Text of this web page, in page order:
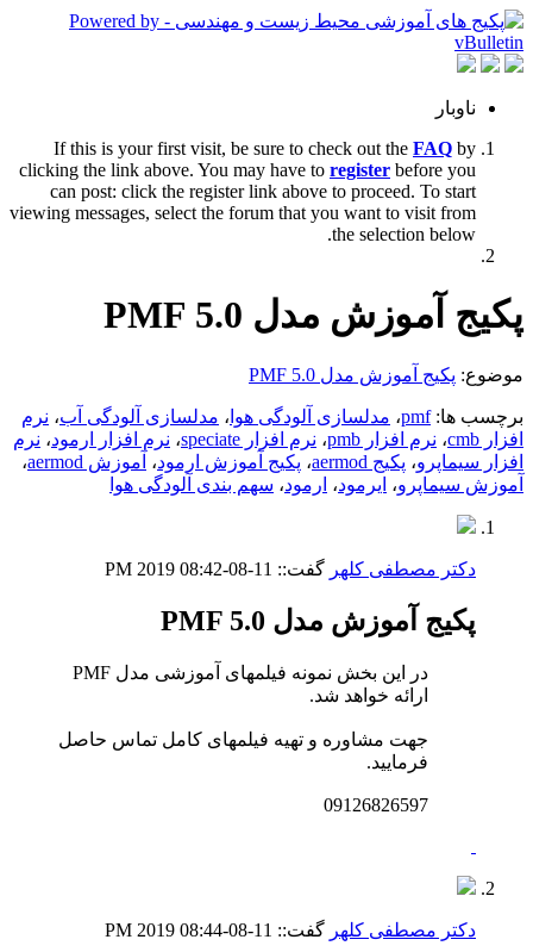
ناوبار
If this is your first visit, be sure to check out the FAQ by
clicking the link above. You may have to register before you
can post: click the register link above to proceed. To start
viewing messages, select the forum that you want to visit from
the selection below.
پکیج آموزش مدل PMF 5.0
موضوع: پکیج آموزش مدل PMF 5.0
برچسب ها:pmf، مدلسازی آلودگی هوا ، مدلسازی آلودگی آب، نرم
افزار cmb
، نرم افزار pmb ، نرم افزار speciate ، نرم افزار ارمود، نرم
افزار سیماپرو، پکیج aermod ، پکیج آموزش ارمود، آموزش aermod
،
آموزش سیماپرو، ایرمود، ارمود، سهم بندی آلودگی هوا
دکتر مصطفی کلهر گفت:: 11-08-2019
08:42 PM
پکیج آموزش مدل PMF 5.0
در این بخش نمونه فیلمهای آموزشی مدل PMF
ارائه خواهد شد.
جهت مشاوره و تهیه فیلمهای کامل تماس حاصل
فرمایید.
09126826597
دکتر مصطفی کلهر گفت:: 11-08-2019
08:44 PM